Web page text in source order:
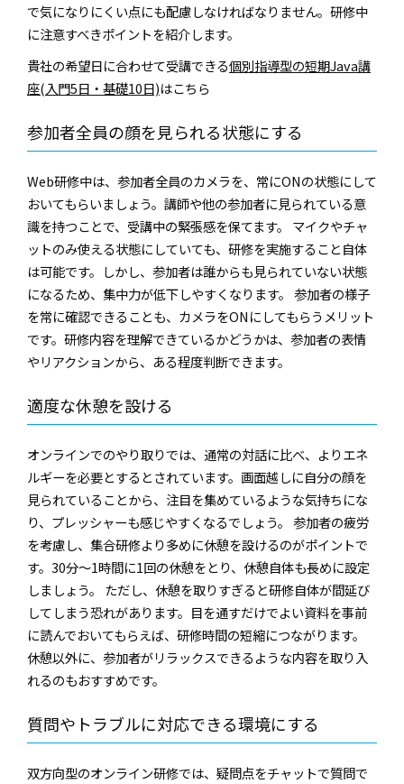
で気になりにくい点にも配慮しなければなりません。研修中
に注意すべきポイントを紹介します。
貴社の希望日に合わせて受講できる個別指導型の短期Java講
座(入門5日・基礎10日)はこちら
参加者全員の顔を見られる状態にする
Web研修中は、参加者全員のカメラを、常にONの状態にして
おいてもらいましょう。講師や他の参加者に見られている意
識を持つことで、受講中の緊張感を保てます。 マイクやチャ
ットのみ使える状態にしていても、研修を実施すること自体
は可能です。しかし、参加者は誰からも見られていない状態
になるため、集中力が低下しやすくなります。 参加者の様子
を常に確認できることも、カメラをONにしてもらうメリット
です。研修内容を理解できているかどうかは、参加者の表情
やリアクションから、ある程度判断できます。
適度な休憩を設ける
オンラインでのやり取りでは、通常の対話に比べ、よりエネ
ルギーを必要とするとされています。画面越しに自分の顔を
見られていることから、注目を集めているような気持ちにな
り、プレッシャーも感じやすくなるでしょう。 参加者の疲労
を考慮し、集合研修より多めに休憩を設けるのがポイントで
す。30分～1時間に1回の休憩をとり、休憩自体も長めに設定
しましょう。 ただし、休憩を取りすぎると研修自体が間延び
してしまう恐れがあります。目を通すだけでよい資料を事前
に読んでおいてもらえば、研修時間の短縮につながります。
休憩以外に、参加者がリラックスできるような内容を取り入
れるのもおすすめです。
質問やトラブルに対応できる環境にする
双方向型のオンライン研修では、疑問点をチャットで質問で